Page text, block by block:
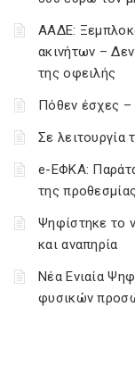
ΑΑΔΕ:
ακινήτων –
της οφειλής
Πόθεν έσχες –
Σε λειτουργία
e-ΕΦΚΑ:
της
Ψηφίστηκε το
και αναπηρία
Νέα Ενιαία
φυσικών